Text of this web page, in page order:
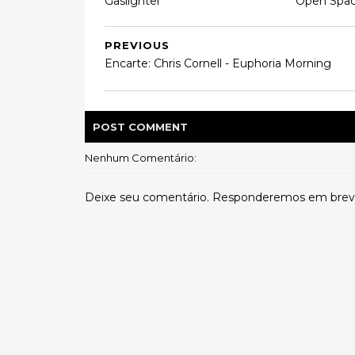
PREVIOUS
Encarte: Chris Cornell - Euphoria Morning
POST COMMENT
Nenhum Comentário:
Deixe seu comentário. Responderemos em